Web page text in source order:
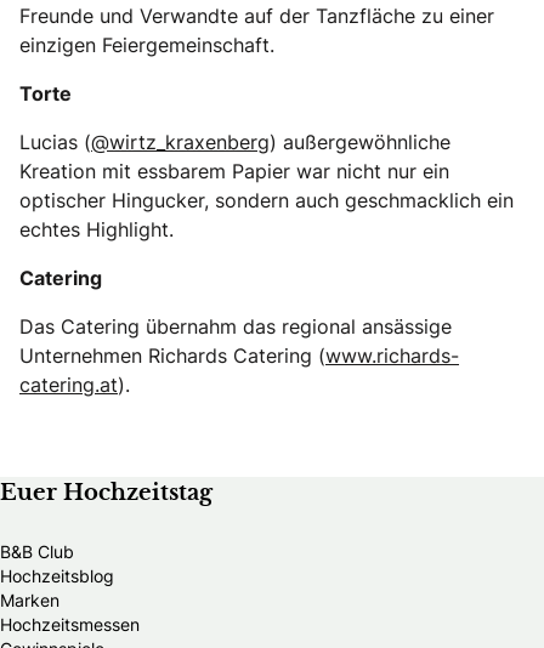
Freunde und Verwandte auf der Tanzfläche zu einer
einzigen Feiergemeinschaft.
Torte
Lucias (@wirtz_kraxenberg) außergewöhnliche
Kreation mit essbarem Papier war nicht nur ein
optischer Hingucker, sondern auch geschmacklich ein
echtes Highlight.
Catering
Das Catering übernahm das regional ansässige
Unternehmen Richards Catering (www.richards-
catering.at).
Euer Hochzeitstag
B&B Club
Hochzeitsblog
Marken
Hochzeitsmessen